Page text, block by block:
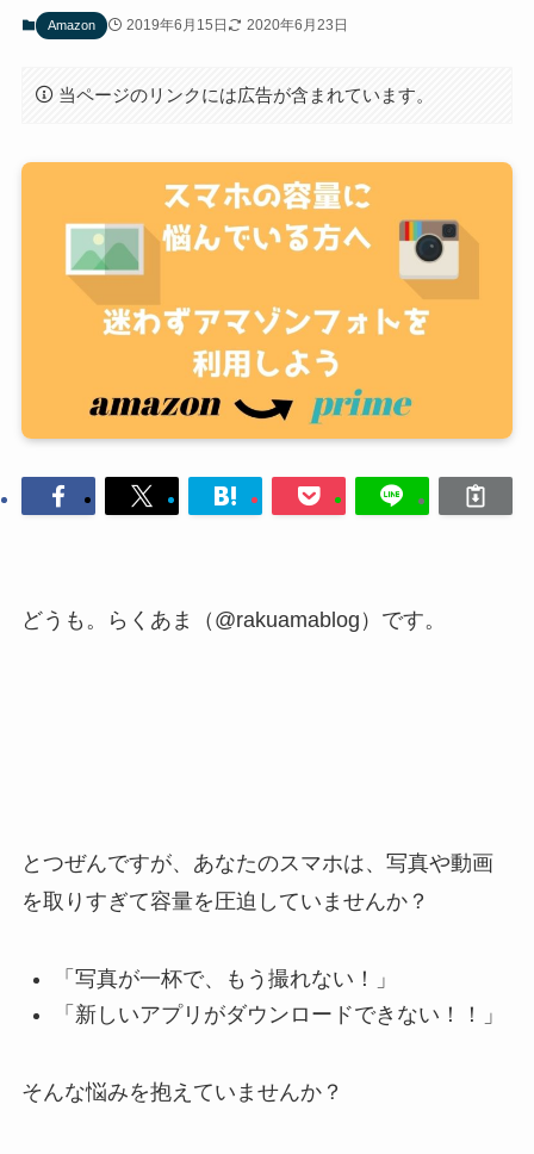
Amazon 2019年6月15日 2020年6月23日
当ページのリンクには広告が含まれています。
どうも。らくあま（@rakuamablog）です。
とつぜんですが、あなたのスマホは、写真や動画
を取りすぎて容量を圧迫していませんか？
「写真が一杯で、もう撮れない！」
「新しいアプリがダウンロードできない！！」
そんな悩みを抱えていませんか？